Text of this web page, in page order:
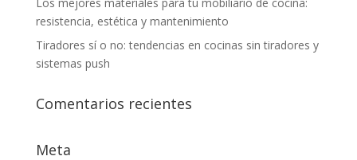
resistencia, estética y mantenimiento
Tiradores sí o no: tendencias en cocinas sin tiradores y
sistemas push
Comentarios recientes
Meta